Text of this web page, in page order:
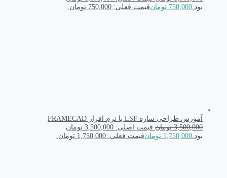
بود.750,000 تومانقیمت فعلی: 750,000 تومان.
آموزش طراحی سازه LSF با نرم افزار FRAMECAD
3,500,000 تومان
قیمت اصلی: 3,500,000 تومان
بود.1,750,000 تومانقیمت فعلی: 1,750,000 تومان.